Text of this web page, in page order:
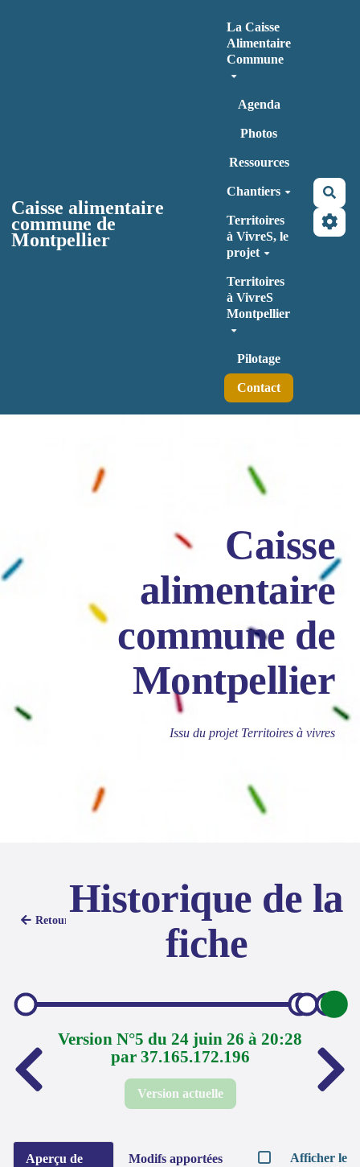
Caisse alimentaire
commune de
Montpellier
La Caisse
Alimentaire
Commune
Agenda
Photos
Ressources
Chantiers
Territoires
à VivreS, le
projet
Territoires
à VivreS
Montpellier
Pilotage
Contact
Caisse
alimentaire
commune de
Montpellier
Issu du projet Territoires à vivres
Retour Historique de la
fiche
Version N°5 du 24 juin 26 à 20:28
par 37.165.172.196
Version actuelle
Aperçu de
Modifs apportées
Afficher le